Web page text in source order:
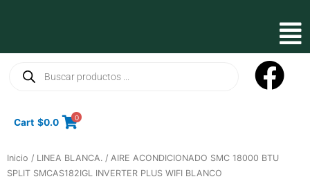
productos
Cart $0.0 0
Inicio / LINEA BLANCA. / AIRE ACONDICIONADO SMC 18000 BTU
SPLIT SMCAS182IGL INVERTER PLUS WIFI BLANCO